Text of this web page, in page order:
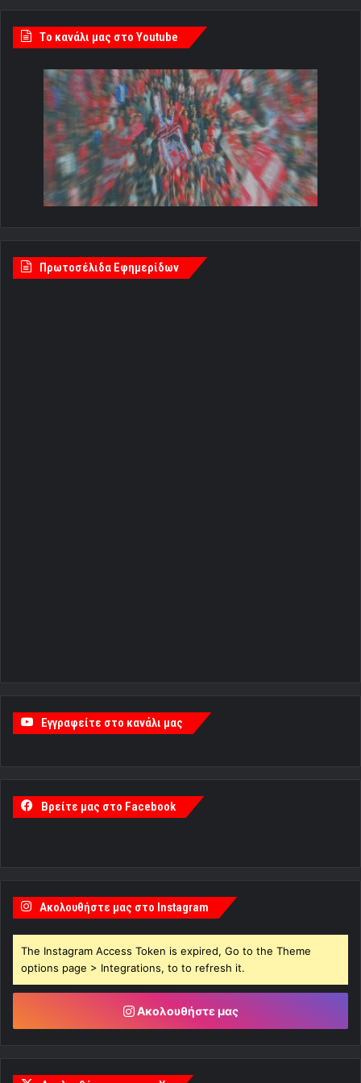
Tο κανάλι μας στο Youtube
Πρωτοσέλιδα Εφημερίδων
Εγγραφείτε στο κανάλι μας
Βρείτε μας στο Facebook
Ακολουθήστε μας στο Instagram
The Instagram Access Token is expired, Go to the Theme
options page > Integrations, to to refresh it.
Ακολουθήστε μας